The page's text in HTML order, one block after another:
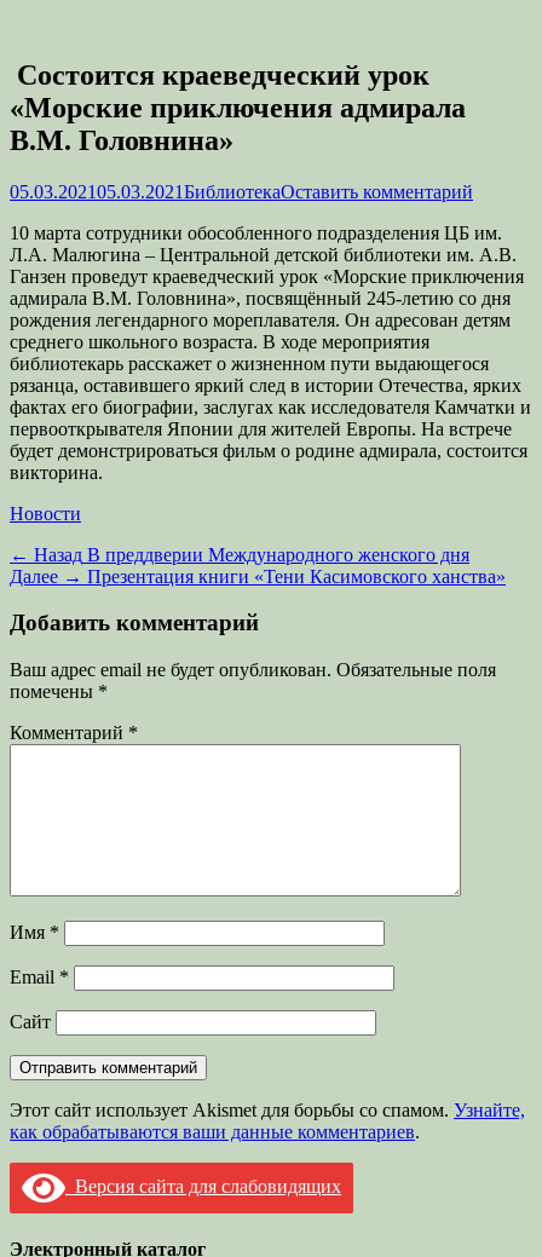
Состоится краеведческий урок
«Морские приключения адмирала
В.М. Головнина»
Опубликовано
05.03.202105.03.2021Автор
БиблиотекаОставить комментарий
10 марта сотрудники обособленного подразделения ЦБ им.
Л.А. Малюгина – Центральной детской библиотеки им. А.В.
Ганзен проведут краеведческий урок «Морские приключения
адмирала В.М. Головнина», посвящённый 245-летию со дня
рождения легендарного мореплавателя. Он адресован детям
среднего школьного возраста. В ходе мероприятия
библиотекарь расскажет о жизненном пути выдающегося
рязанца, оставившего яркий след в истории Отечества, ярких
фактах его биографии, заслугах как исследователя Камчатки и
первооткрывателя Японии для жителей Европы. На встрече
будет демонстрироваться фильм о родине адмирала, состоится
викторина.
Категории
Новости
Навигация
по
записям
← Назад Предыдущая
запись:
В преддверии Международного женского дня
Далее → Следующая
Презентация книги «Тени Касимовского ханства»
Добавить комментарий
Ваш адрес email не будет опубликован. Обязательные поля
помечены *
Комментарий *
Имя *
Email *
Сайт
Этот сайт использует Akismet для борьбы со спамом. Узнайте,
как обрабатываются ваши данные комментариев.
Версия сайта для слабовидящих
Электронный каталог